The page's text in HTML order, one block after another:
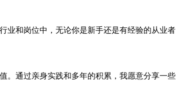
和岗位中，无论你是新手还是有经验的从业
通过亲身实践和多年的积累，我愿意分享一